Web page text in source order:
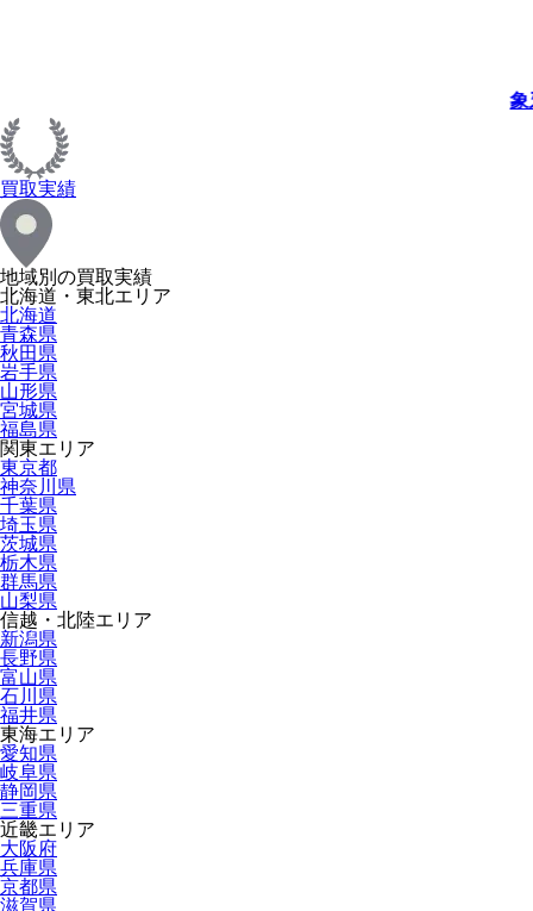
象
買取実績
地域別の買取実績
北海道・東北エリア
北海道
青森県
秋田県
岩手県
山形県
宮城県
福島県
関東エリア
東京都
神奈川県
千葉県
埼玉県
茨城県
栃木県
群馬県
山梨県
信越・北陸エリア
新潟県
長野県
富山県
石川県
福井県
東海エリア
愛知県
岐阜県
静岡県
三重県
近畿エリア
大阪府
兵庫県
京都県
滋賀県